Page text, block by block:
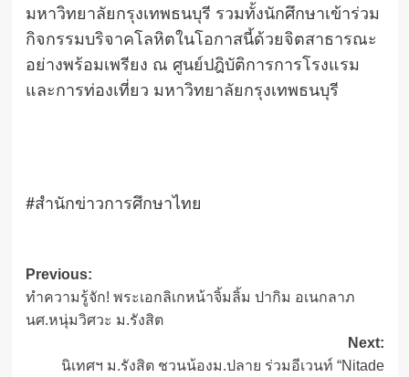
มหาวิทยาลัยกรุงเทพธนบุรี รวมทั้งนักศึกษาเข้าร่วม
กิจกรรมบริจาคโลหิตในโอกาสนี้ด้วยจิตสาธารณะ
อย่างพร้อมเพรียง ณ ศูนย์ปฎิบัติการการโรงแรม
และการท่องเที่ยว มหาวิทยาลัยกรุงเทพธนบุรี
#สำนักข่าวการศึกษาไทย
Post
navigation
Previous:
ทำความรู้จัก! พระเอกลิเกหน้าจิ้มลิ้ม ปากิม อเนกลาภ
นศ.หนุ่มวิศวะ ม.รังสิต
Next:
นิเทศฯ ม.รังสิต ชวนน้องม.ปลาย ร่วมอีเวนท์ “Nitade